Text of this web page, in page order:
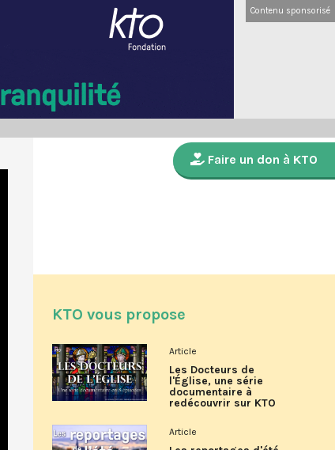
Contenu sponsorisé
Faire un don à KTO
KTO vous propose
Article
Les Docteurs de
l'Église, une série
documentaire à
redécouvrir sur KTO
Article